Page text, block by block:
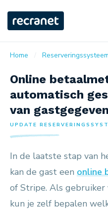
Home
Online
automatisch
van
UPDATE
In de laatste stap van
kan de gast een online
of Stripe. Als gebruiker
kun je zelf bepalen